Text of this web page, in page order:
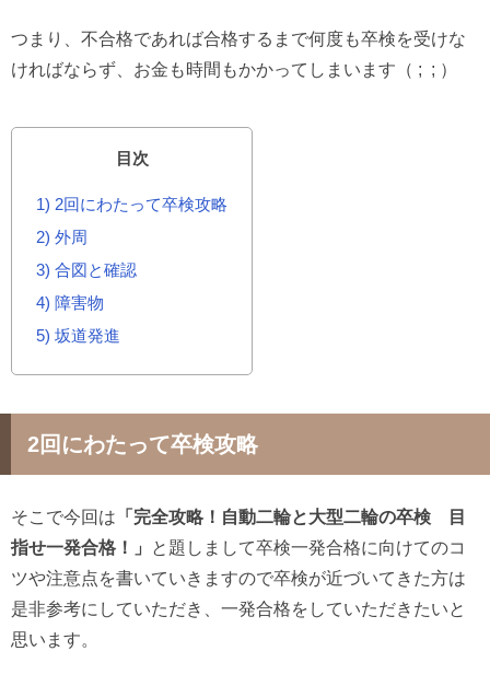
つまり、不合格であれば合格するまで何度も卒検を受けな
ければならず、お金も時間もかかってしまいます（ ; ; ）
目次
1
2回にわたって卒検攻略
2 外周
3 合図と確認
4 障害物
5 坂道発進
2回にわたって卒検攻略
そこで今回は 「完全攻略！自動二輪と大型二輪の卒検 目
指せ一発合格！」
と題しまして卒検一発合格に向けてのコ
ツや注意点を書いていきますので卒検が近づいてきた方は
是非参考にしていただき、一発合格をしていただきたいと
思います。